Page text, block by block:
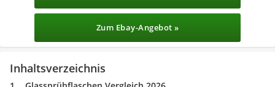
Zum Ebay-Angebot »
Inhaltsverzeichnis